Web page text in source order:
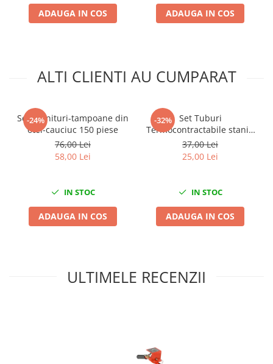
Land Rover
Mazda
Renault
Rover
Universale
Volkswagen
Scule Pneumatice
ADAUGA IN COS ADAUGA IN COS
ALTI CLIENTI AU CUMPARAT
-24%
Set garnituri-tampoane din
otel-cauciuc 150 piese
76,00 Lei
58,00 Lei
IN STOC
ADAUGA IN COS
-32%
Set Tuburi
Termocontractabile staniu
0.5-1.5mm 30buc 105°C
37,00 Lei
25,00 Lei
IN STOC
ADAUGA IN COS
ULTIMELE RECENZII